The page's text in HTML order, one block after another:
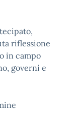
riflessione
in campo
governi e